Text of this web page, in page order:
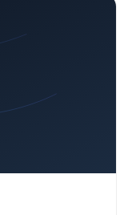
zeigen wir,